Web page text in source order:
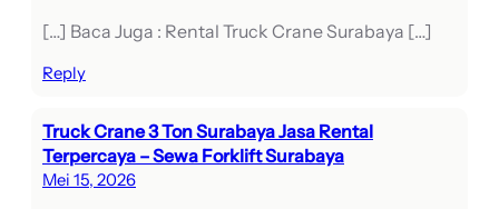
[…] Baca Juga : Rental Truck Crane Surabaya […]
Reply
Truck Crane 3 Ton Surabaya Jasa Rental
Terpercaya – Sewa Forklift Surabaya
Mei 15, 2026